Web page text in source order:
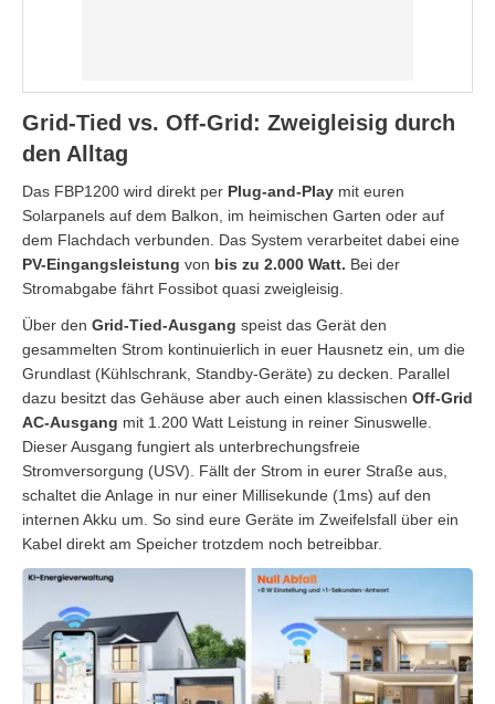
Grid-Tied vs. Off-Grid: Zweigleisig durch
den Alltag
Das FBP1200 wird direkt per Plug-and-Play mit euren
Solarpanels auf dem Balkon, im heimischen Garten oder auf
dem Flachdach verbunden. Das System verarbeitet dabei eine
PV-Eingangsleistung von bis zu 2.000 Watt. Bei der
Stromabgabe fährt Fossibot quasi zweigleisig.
Über den Grid-Tied-Ausgang speist das Gerät den
gesammelten Strom kontinuierlich in euer Hausnetz ein, um die
Grundlast (Kühlschrank, Standby-Geräte) zu decken. Parallel
dazu besitzt das Gehäuse aber auch einen klassischen Off-Grid
AC-Ausgang mit 1.200 Watt Leistung in reiner Sinuswelle.
Dieser Ausgang fungiert als unterbrechungsfreie
Stromversorgung (USV). Fällt der Strom in eurer Straße aus,
schaltet die Anlage in nur einer Millisekunde (1ms) auf den
internen Akku um. So sind eure Geräte im Zweifelsfall über ein
Kabel direkt am Speicher trotzdem noch betreibbar.